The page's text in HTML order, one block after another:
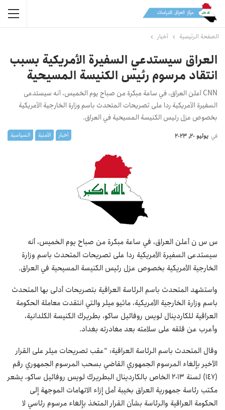
الصفحة الرئيسية أخبار
العراق سيستدعي السفيرة الأمريكية بسبب
انتقاد مرسوم رئيس الكنيسة المسيحية
CNN أعلن العراق، في ساعة مبكرة من صباح يوم الخميس، أنه سيستدعى
السفيرة الأمريكية ردا على تصريحات المتحدث باسم وزارة الخارجية الأمريكية
بخصوص عزل رئيس الكنيسة المسيحية في العراق.
أخبار الأمنیة السیاسیة في يوليو 20, 2023
س س ن أعلن العراق، في ساعة مبكرة من صباح يوم الخميس، أنه
سيستدعى السفيرة الأمريكية ردا على تصريحات المتحدث باسم وزارة
الخارجية الأمريكية بخصوص عزل رئيس الكنيسة المسيحية في العراق.
واستشهد المتحدث باسم الرئاسة العراقية بتصريحات أدلى بها المتحدث
باسم وزارة الخارجية الأمريكية، ماثيو ميلر والتي انتقدت معاملة الحكومة
العراقية للكاردينال لويس روفائيل ساكو، بطريرك الكنيسة الكلدانية،
وأعرب عن قلقه على سلامته بعد مغادرته بغداد.
وقال المتحدث باسم الرئاسة العراقية: “عقب تصريحات ميلر على القرار
الأخير بإلغاء المرسوم الجمهوري القاضي بسحب المرسوم الجمهوري رقم
(147) لسنة 2013 الخاص بالكاردينال البطريرك لويس روفائيل ساكو، يشعر
مكتب رئاسة جمهورية العراق بخيبة أمل إزاء الاتهامات الموجهة إلى
الحكومة العراقية والرئاسة بشأن القرار المتخذ بإلغاء مرسوم رئاسي لا